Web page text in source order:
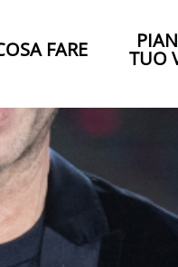
FARE TUO